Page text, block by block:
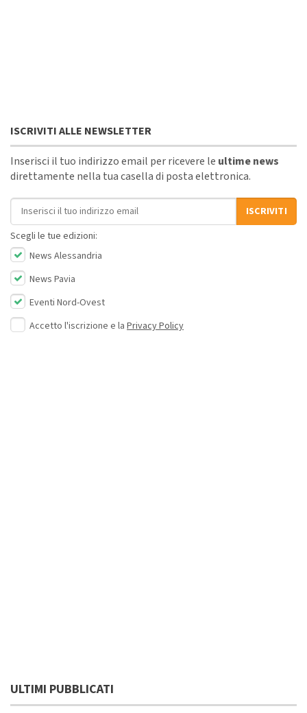
ISCRIVITI ALLE NEWSLETTER
Inserisci il tuo indirizzo email per ricevere le ultime news
direttamente nella tua casella di posta elettronica.
Indirizzo email
ISCRIVITI
Scegli le tue edizioni:
News Alessandria
News Pavia
Eventi Nord-Ovest
Accetto l'iscrizione e la Privacy Policy
ULTIMI PUBBLICATI